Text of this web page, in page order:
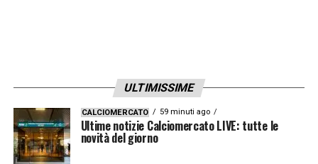
ULTIMISSIME
CALCIOMERCATO 59 minuti ago
Ultime notizie Calciomercato LIVE: tutte le
novità del giorno